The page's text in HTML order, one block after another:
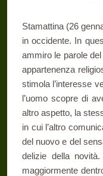
Stamattina (26
in occidente. In
ammiro le parole
appartenenza
stimola l’interesse
l’uomo scopre di
altro aspetto, la
in cui l’altro
del nuovo e del
delizie della
maggiormente